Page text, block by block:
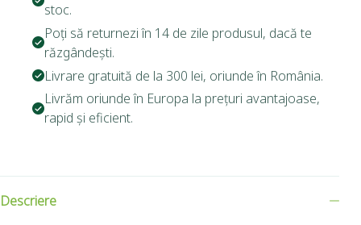
stoc.
Poți să returnezi în 14 de zile produsul, dacă te
răzgândești.
Livrare gratuită de la 300 lei, oriunde în România.
Livrăm oriunde în Europa la prețuri avantajoase,
rapid și eficient.
Descriere